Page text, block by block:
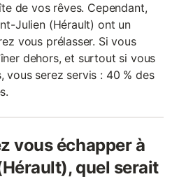
de vos rêves. Cependant,
Julien (Hérault) ont un
vous prélasser. Si vous
dehors, et surtout si vous
vous serez servis : 40 % des
vous échapper à
quel serait